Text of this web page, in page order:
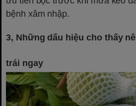
bệnh xâm nhập.
3, Những dấu hiệu cho thấy
trái ngay